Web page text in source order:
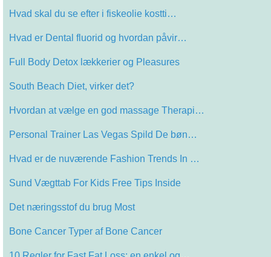
Hvad skal du se efter i fiskeolie kostti…
Hvad er Dental fluorid og hvordan påvir…
Full Body Detox lækkerier og Pleasures
South Beach Diet, virker det?
Hvordan at vælge en god massage Therapi…
Personal Trainer Las Vegas Spild De bøn…
Hvad er de nuværende Fashion Trends In …
Sund Vægttab For Kids Free Tips Inside
Det næringsstof du brug Most
Bone Cancer Typer af Bone Cancer